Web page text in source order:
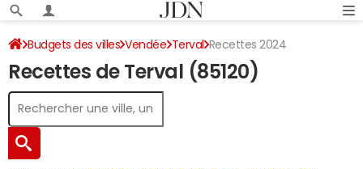
Budgets des villes Vendée Terval Recettes 2024
Recettes de Terval (85120)